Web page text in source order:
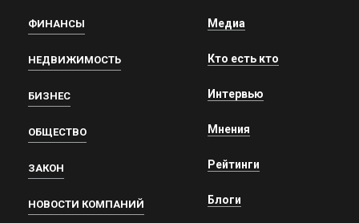
ФИНАНСЫ
НЕДВИЖИМОСТЬ
БИЗНЕС
ОБЩЕСТВО
ЗАКОН
НОВОСТИ КОМПАНИЙ
Медиа
Кто есть кто
Интервью
Мнения
Рейтинги
Блоги